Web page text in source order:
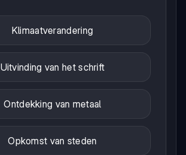
Klimaatverandering
Uitvinding van het schrift
Ontdekking van metaal
Opkomst van steden